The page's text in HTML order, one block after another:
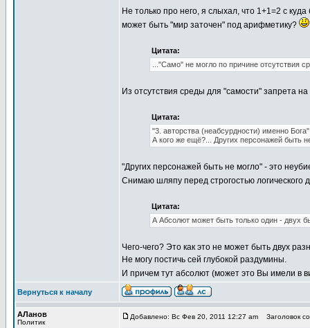
Не только про него, я слыхал, что 1+1=2 с
может быть "мир заточен" под арифметику?
Цитата:
..."Само" не могло по причине отсутствия
Из отсутствия среды для "самости" запрета
Цитата:
"3. авторства (неабсурдности) именно Бога"
А кого же ещё?... Других персонажей быть
"Других персонажей быть не могло" - это
Снимаю шляпу перед строгостью логического
Цитата:
А Абсолют может быть только один - двух
Чего-чего? Это как это не может быть двух
Не могу постичь сей глубокой раздумины.
И причем тут абсолют (может это Вы имели в
Вернуться к началу
АЛанов
Политик
Добавлено: Вс Фев 20, 2011 12:27 am Заголовок